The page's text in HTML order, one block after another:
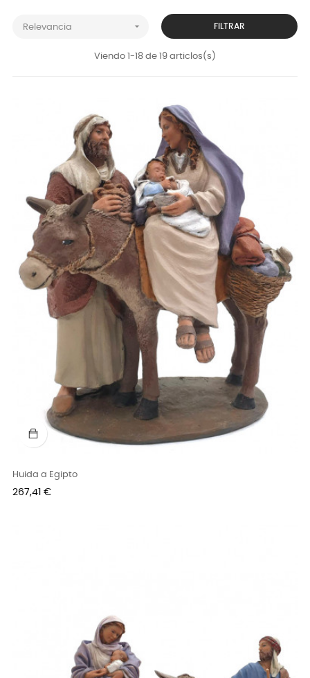
Relevancia  FILTRAR
Viendo 1-18 de 19 articlos(s)
Huida a Egipto
Precio
267,41 €